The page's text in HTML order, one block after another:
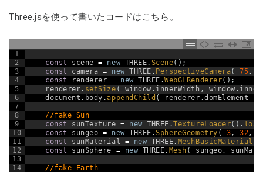
Three.jsを使って書いたコードはこちら。
1
2
3
4
5
6
7
8
9
10
11
12
13
14
const scene = new THREE. Scene( ) ;
const
camera = new THREE . PerspectiveCamera( 75 ,
const
renderer = new THREE .WebGLRenderer( ) ;
renderer. setSize ( window . innerWidth , window .
document . body .appendChild ( renderer .domElement
//fake Sun
const
sunTexture = new THREE .TextureLoader( ) . load
const
sungeo = new THREE .SphereGeometry ( 3 , 32 ,
const
sunMaterial = new THREE. MeshBasicMaterial
const
sunSphere = new THREE. Mesh ( sungeo ,
//fake Earth